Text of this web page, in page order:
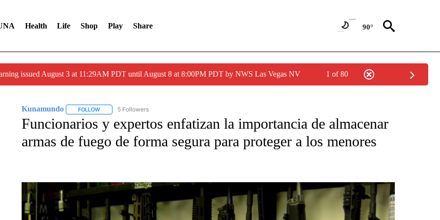
Health Life Shop Play Share 90°
issued August 3 at 11:29AM PDT until August 8 at 8:00PM PDT by NWS Las Vegas NV 1 of 80
Kunamundo FOLLOWFOLLOW "KUNAMUNDO" TO RECEIVE NOTIFICATIONS ABOUT NEW PAGES ON "KUNAMUNDO".
5 Followers
Funcionarios y expertos enfatizan la importancia de almacenar
armas de fuego de forma segura para proteger a los menores